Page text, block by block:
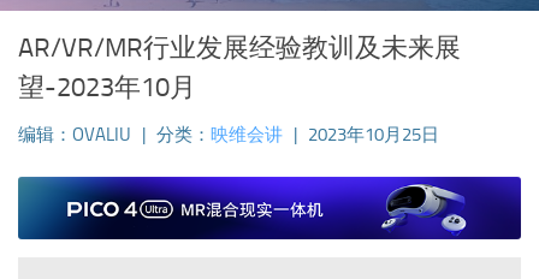
AR/VR/MR行业发展经验教训及未来展
望-2023年10月
编辑：OVALIU 分类： 映维会讲 2023年10月25日